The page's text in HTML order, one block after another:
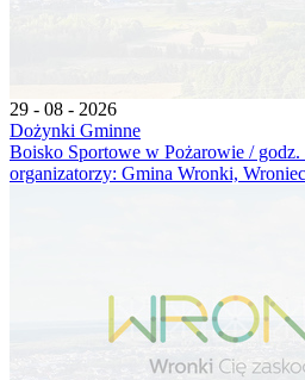
29 - 08 - 2026
Dożynki Gminne
Boisko Sportowe w Pożarowie /
organizatorzy: Gmina Wronki,